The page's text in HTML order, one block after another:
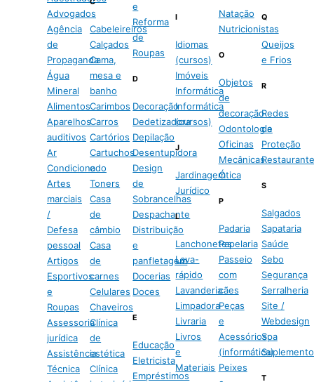
Advogados
Agência
de
Propaganda
Água
Mineral
Alimentos
Aparelhos
auditivos
Ar
Condicionado
Artes
marciais
/
Defesa
pessoal
Artigos
Esportivos
e
Roupas
Assessoria
jurídica
Assistência
Técnica
Cabeleireiros
Calçados
Cama,
mesa e
banho
Carimbos
Carros
Cartórios
Cartuchos
e
Toners
Casa
de
câmbio
Casa
de
carnes
Celulares
Chaveiros
Clínica
de
estética
Clínica
e
Reforma
de
Roupas
D
Decoração
Dedetizadora
Depilação
Desentupidora
Design
de
Sobrancelhas
Despachante
Distribuição
e
panfletagem
Docerias
Doces
E
Educação
Eletricista
Empréstimos
I
Idiomas
(cursos)
Imóveis
Informática
Informática
(cursos)
J
Jardinagem
Jurídico
L
Lanchonetes
Lava-
rápido
Lavanderia
Limpadora
Livraria
Livros
e
Materiais
Natação
Nutricionistas
O
Objetos
de
decoração
Odontologia
Oficinas
Mecânicas
Ótica
P
Padaria
Papelaria
Passeio
com
cães
Peças
e
Acessórios
(informática)
Peixes
Q
Queijos
e Frios
R
Redes
de
Proteção
S
Salgados
Sapataria
Saúde
Sebo
Segurança
Serralheria
Site /
Webdesign
Spa
T